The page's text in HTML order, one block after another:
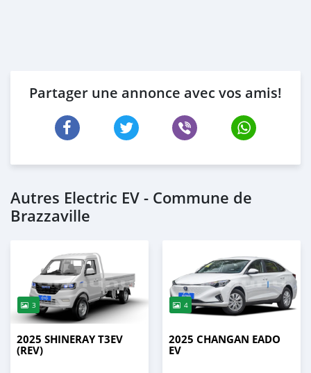
Partager une annonce avec vos amis!
Autres Electric EV - Commune de
Brazzaville
3
2025 SHINERAY T3EV
(REV)
4
2025 CHANGAN EADO
EV